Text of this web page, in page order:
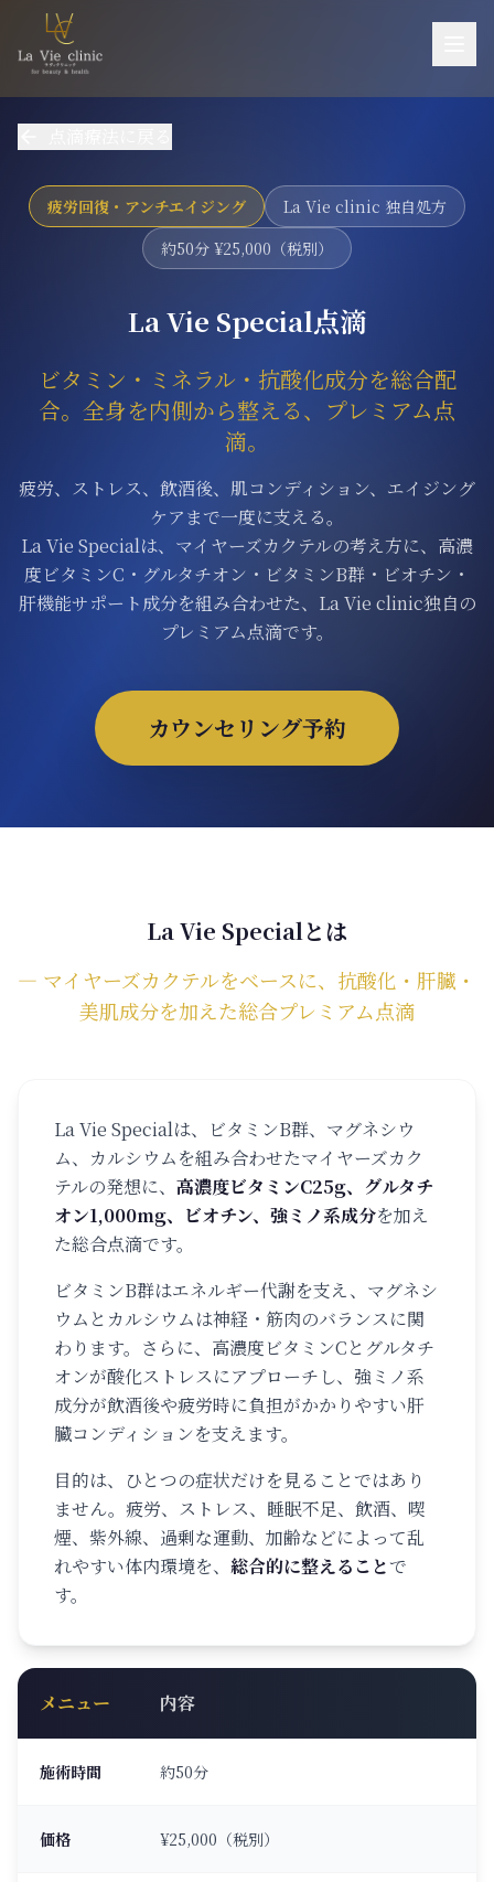
施術一覧
機器一覧
ご予約・お問い合わせ
当院について
アクセス
ONLINE SHOP
疲労回復・アンチエイジング
La Vie clinic 独自処方
約50分 ¥25,000（税別）
La Vie Special点滴
ビタミン・ミネラル・抗酸化成分を総合配
合。全身を内側から整える、プレミアム点
滴。
疲労、ストレス、飲酒後、肌コンディション、エイジング
ケアまで一度に支える。
La Vie Specialは、マイヤーズカクテルの考え方に、高濃
度ビタミンC・グルタチオン・ビタミンB群・ビオチン・
肝機能サポート成分を組み合わせた、La Vie clinic独自の
プレミアム点滴です。
カウンセリング予約
La Vie Specialとは
― マイヤーズカクテルをベースに、抗酸化・肝臓・
美肌成分を加えた総合プレミアム点滴
La Vie Specialは、ビタミンB群、マグネシウ
ム、カルシウムを組み合わせたマイヤーズカク
テルの発想に、 高濃度ビタミンC25g、グルタチ
オン1,000mg、ビオチン、強ミノ系成分を加え
た総合点滴です。
ビタミンB群はエネルギー代謝を支え、マグネシ
ウムとカルシウムは神経・筋肉のバランスに関
わります。さらに、高濃度ビタミンCとグルタチ
オンが酸化ストレスにアプローチし、強ミノ系
成分が飲酒後や疲労時に負担がかかりやすい肝
臓コンディションを支えます。
目的は、ひとつの症状だけを見ることではあり
ません。疲労、ストレス、睡眠不足、飲酒、喫
煙、紫外線、過剰な運動、加齢などによって乱
れやすい体内環境を、 総合的に整えることで
す。
メニュー 内容
施術時間 約50分
価格 ¥25,000（税別）